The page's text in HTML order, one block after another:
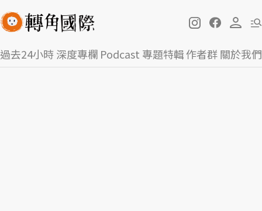
過去24小時深度專欄 Podcast 專題特輯作者群關於我們